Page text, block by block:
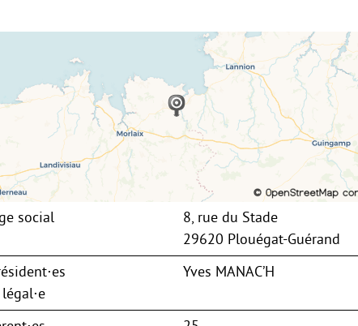
social
8, rue du Stade
29620 Plouégat-Guérand
Yves MANAC’H